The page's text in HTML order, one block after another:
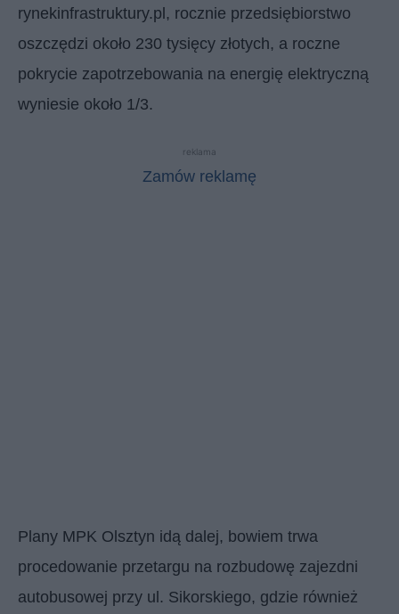
rynekinfrastruktury.pl, rocznie przedsiębiorstwo
oszczędzi około 230 tysięcy złotych, a roczne
pokrycie zapotrzebowania na energię elektryczną
wyniesie około 1/3.
reklama
Zamów reklamę
Plany MPK Olsztyn idą dalej, bowiem trwa
procedowanie przetargu na rozbudowę zajezdni
autobusowej przy ul. Sikorskiego, gdzie również